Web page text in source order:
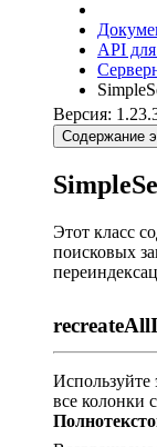
API
Версия:
Содержание
Этот класс
поисковых
Используйте
все колонки